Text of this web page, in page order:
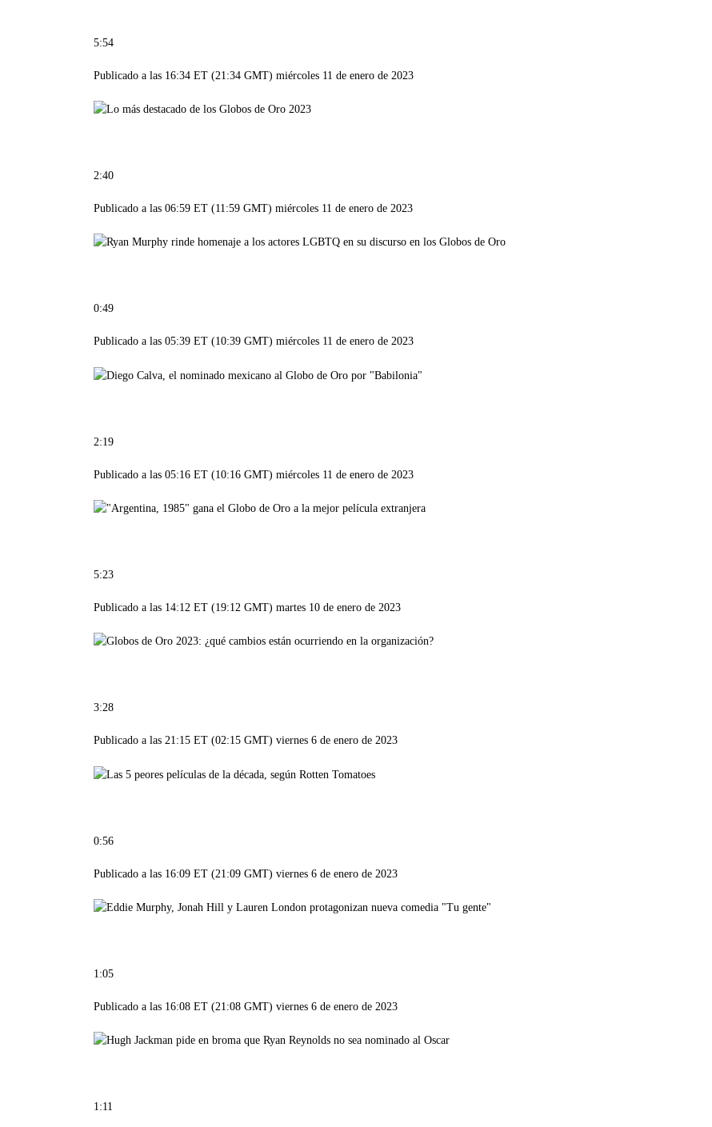
5:54
Publicado a las 16:34 ET (21:34 GMT) miércoles 11 de enero de 2023
2:40
Publicado a las 06:59 ET (11:59 GMT) miércoles 11 de enero de 2023
0:49
Publicado a las 05:39 ET (10:39 GMT) miércoles 11 de enero de 2023
2:19
Publicado a las 05:16 ET (10:16 GMT) miércoles 11 de enero de 2023
5:23
Publicado a las 14:12 ET (19:12 GMT) martes 10 de enero de 2023
3:28
Publicado a las 21:15 ET (02:15 GMT) viernes 6 de enero de 2023
0:56
Publicado a las 16:09 ET (21:09 GMT) viernes 6 de enero de 2023
1:05
Publicado a las 16:08 ET (21:08 GMT) viernes 6 de enero de 2023
1:11